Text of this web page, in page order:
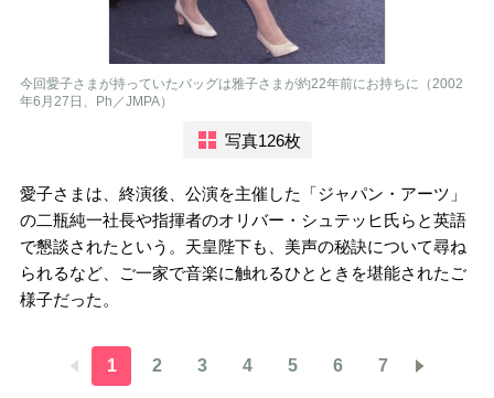
今回愛子さまが持っていたバッグは雅子さまが約22年前にお持ちに（2002
年6月27日、Ph／JMPA）
写真126枚
愛子さまは、終演後、公演を主催した「ジャパン・アーツ」
の二瓶純一社長や指揮者のオリバー・シュテッヒ氏らと英語
で懇談されたという。天皇陛下も、美声の秘訣について尋ね
られるなど、ご一家で音楽に触れるひとときを堪能されたご
様子だった。
1 2 3 4 5 6 7